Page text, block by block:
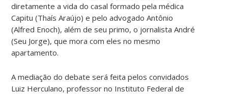
diretamente a vida do casal formado pela médica
Capitu (Thaís Araújo) e pelo advogado Antônio
(Alfred Enoch), além de seu primo, o jornalista André
(Seu Jorge), que mora com eles no mesmo
apartamento.
A mediação do debate será feita pelos convidados
Luiz Herculano, professor no Instituto Federal de